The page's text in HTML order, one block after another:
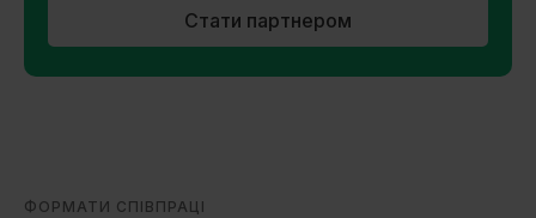
Стати партнером
ФОРМАТИ СПІВПРАЦІ